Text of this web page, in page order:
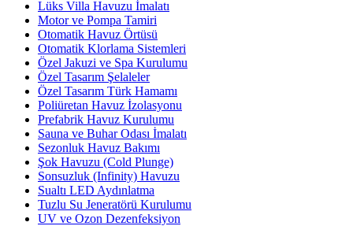
Lüks Villa Havuzu İmalatı
Motor ve Pompa Tamiri
Otomatik Havuz Örtüsü
Otomatik Klorlama Sistemleri
Özel Jakuzi ve Spa Kurulumu
Özel Tasarım Şelaleler
Özel Tasarım Türk Hamamı
Poliüretan Havuz İzolasyonu
Prefabrik Havuz Kurulumu
Sauna ve Buhar Odası İmalatı
Sezonluk Havuz Bakımı
Şok Havuzu (Cold Plunge)
Sonsuzluk (Infinity) Havuzu
Sualtı LED Aydınlatma
Tuzlu Su Jeneratörü Kurulumu
UV ve Ozon Dezenfeksiyon